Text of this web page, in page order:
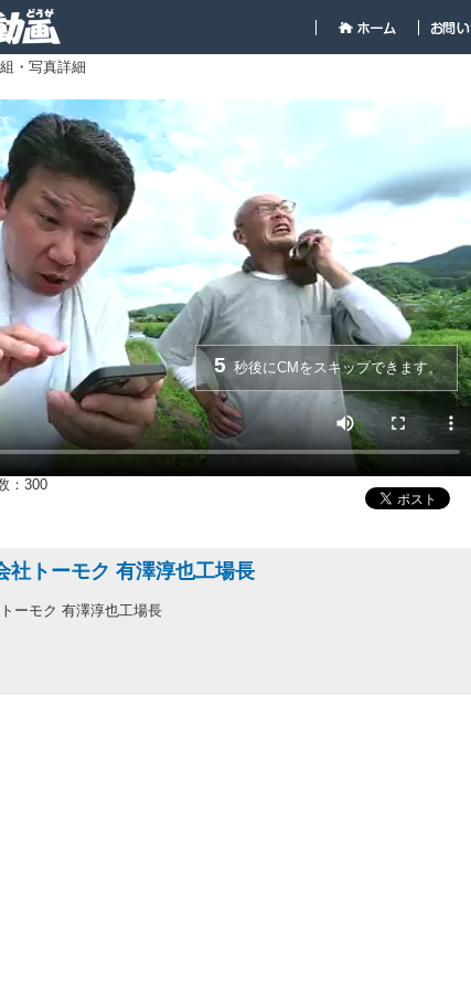
・写真詳細
5 秒後にCMをスキップできます。
：300
社トーモク 有澤淳也工場長
ーモク 有澤淳也工場長